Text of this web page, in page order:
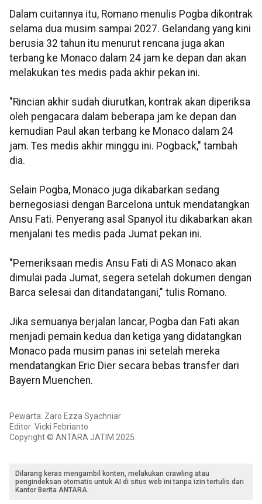
Dalam cuitannya itu, Romano menulis Pogba dikontrak
selama dua musim sampai 2027. Gelandang yang kini
berusia 32 tahun itu menurut rencana juga akan
terbang ke Monaco dalam 24 jam ke depan dan akan
melakukan tes medis pada akhir pekan ini.
"Rincian akhir sudah diurutkan, kontrak akan diperiksa
oleh pengacara dalam beberapa jam ke depan dan
kemudian Paul akan terbang ke Monaco dalam 24
jam. Tes medis akhir minggu ini. Pogback," tambah
dia.
Selain Pogba, Monaco juga dikabarkan sedang
bernegosiasi dengan Barcelona untuk mendatangkan
Ansu Fati. Penyerang asal Spanyol itu dikabarkan akan
menjalani tes medis pada Jumat pekan ini.
"Pemeriksaan medis Ansu Fati di AS Monaco akan
dimulai pada Jumat, segera setelah dokumen dengan
Barca selesai dan ditandatangani," tulis Romano.
Jika semuanya berjalan lancar, Pogba dan Fati akan
menjadi pemain kedua dan ketiga yang didatangkan
Monaco pada musim panas ini setelah mereka
mendatangkan Eric Dier secara bebas transfer dari
Bayern Muenchen.
Pewarta: Zaro Ezza Syachniar
Editor: Vicki Febrianto
Copyright © ANTARA JATIM 2025
Dilarang keras mengambil konten, melakukan crawling atau
pengindeksan otomatis untuk AI di situs web ini tanpa izin tertulis dari
Kantor Berita ANTARA.